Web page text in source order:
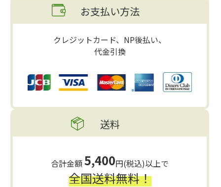
お支払い方法
クレジットカード、NP後払い、
代金引換
送料
合計金額5,400円(税込)以上で
全国送料無料！